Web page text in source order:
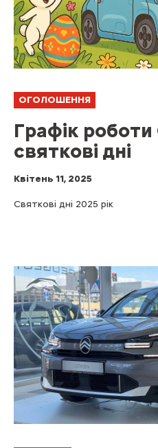
ОГОЛОШЕННЯ
Графік роботи
святкові дні
Квітень 11, 2025
Святкові дні 2025 рік